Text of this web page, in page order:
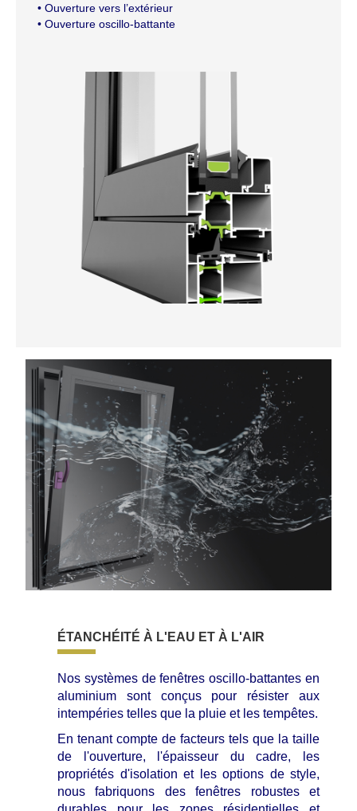
• Ouverture vers l’extérieur
• Ouverture oscillo-battante
ÉTANCHÉITÉ À L'EAU ET À L'AIR
Nos systèmes de fenêtres oscillo-battantes en
aluminium sont conçus pour résister aux
intempéries telles que la pluie et les tempêtes.
En tenant compte de facteurs tels que la taille
de l'ouverture, l'épaisseur du cadre, les
propriétés d'isolation et les options de style,
nous fabriquons des fenêtres robustes et